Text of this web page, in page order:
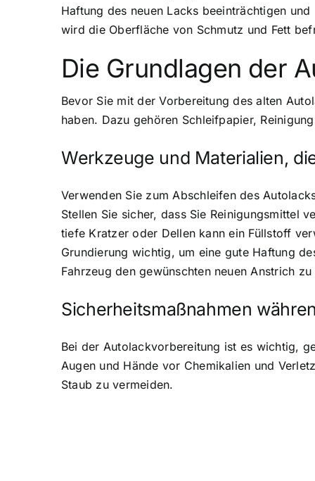
Haftung des neuen Lacks beeinträchtigen
wird die Oberfläche von Schmutz und Fett
Die Grundlagen der
Bevor Sie mit der Vorbereitung des alten
haben. Dazu gehören Schleifpapier,
Werkzeuge und Materialien,
Verwenden Sie zum Abschleifen des
Stellen Sie sicher, dass Sie Reinigungsmittel
tiefe Kratzer oder Dellen kann ein Füllstoff
Grundierung wichtig, um eine gute Haftung
Fahrzeug den gewünschten neuen Anstrich
Sicherheitsmaßnahmen
Bei der Autolackvorbereitung ist es wichtig,
Augen und Hände vor Chemikalien und
Staub zu vermeiden.